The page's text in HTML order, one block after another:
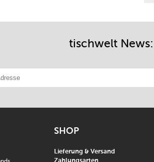
tischwelt
eintragen
SHOP
Lieferung & Versand